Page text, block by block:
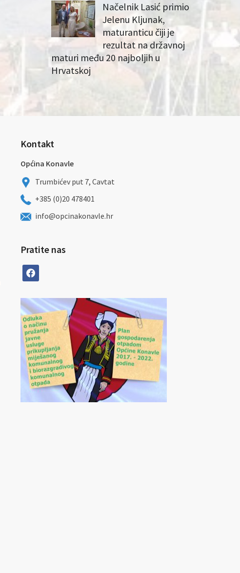
Načelnik Lasić primio
Jelenu Kljunak,
maturanticu čiji je
rezultat na državnoj
maturi među 20 najboljih u
Hrvatskoj
Kontakt
Općina Konavle
Trumbićev put 7, Cavtat
+385 (0)20 478401
info@opcinakonavle.hr
Pratite nas
facebook